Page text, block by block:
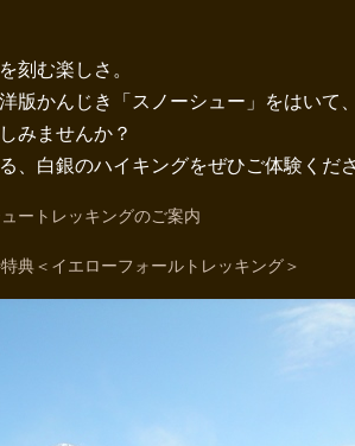
刻む楽しさ。
版かんじき「スノーシュー」をはいて
みませんか？
、白銀のハイキングをぜひご体験くださ
ートレッキングのご案内
典＜イエローフォールトレッキング＞